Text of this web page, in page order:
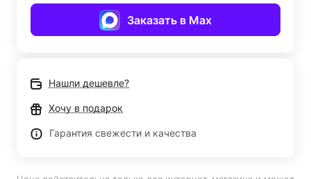
Заказать в Max
Нашли дешевле?
Хочу в подарок
Гарантия свежести и качества